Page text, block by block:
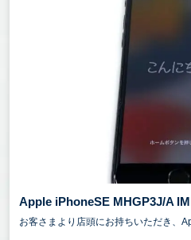
Apple iPhoneSE MHGP3J/A
お客さまより店頭にお持ちいただき、